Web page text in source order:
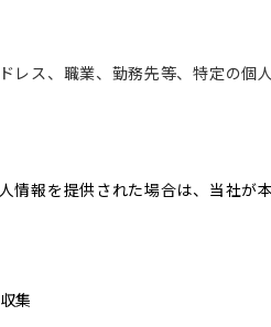
ス、職業、勤務先等、特定の個
報を提供された場合は、当社
集